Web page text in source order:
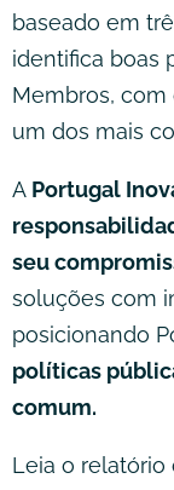
baseado em
identifica boas
Membros,
um dos mais
A Portugal
seu
soluções com
posicionando
políticas
comum.
Leia o